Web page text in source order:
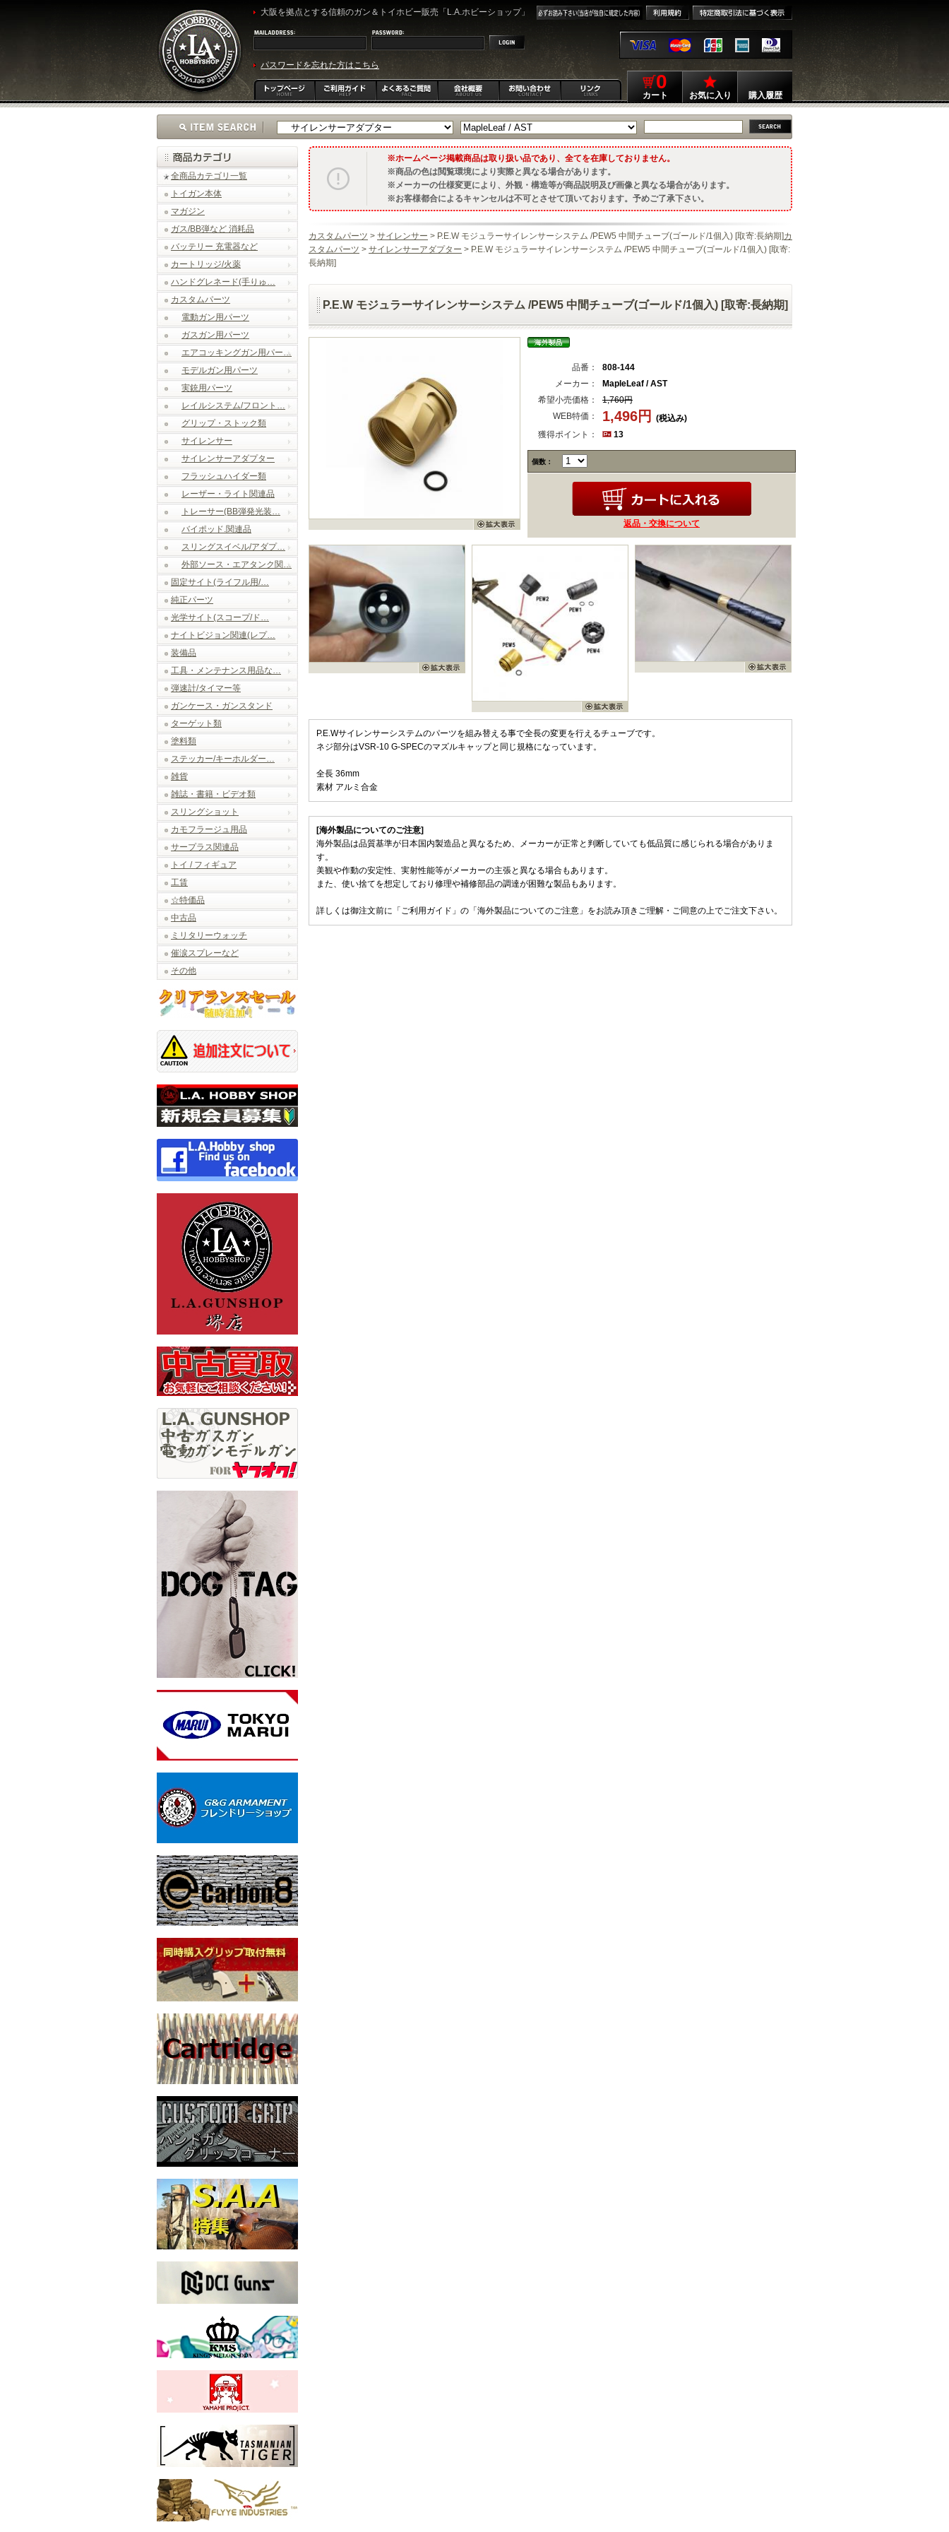
大阪を拠点とする信頼のガン＆トイホビー販売「L.A.ホビーショップ」
パスワードを忘れた方はこちら
0
カート お気に入り 購入履歴
全商品カテゴリ一覧
トイガン本体
マガジン
ガス/BB弾など 消耗品
バッテリー 充電器など
カートリッジ/火薬
ハンドグレネード(手りゅ…
カスタムパーツ
電動ガン用パーツ
ガスガン用パーツ
エアコッキングガン用パー…
モデルガン用パーツ
実銃用パーツ
レイルシステム/フロント…
グリップ・ストック類
サイレンサー
サイレンサーアダプター
フラッシュハイダー類
レーザー・ライト関連品
トレーサー(BB弾発光装…
バイポッド.関連品
スリングスイベル/アダプ…
外部ソース・エアタンク関…
固定サイト(ライフル用/…
純正パーツ
光学サイト(スコープ/ド…
ナイトビジョン関連(レプ…
装備品
工具・メンテナンス用品な…
弾速計/タイマー等
ガンケース・ガンスタンド
ターゲット類
塗料類
ステッカー/キーホルダー…
雑貨
雑誌・書籍・ビデオ類
スリングショット
カモフラージュ用品
サープラス関連品
トイ / フィギュア
工賃
☆特価品
中古品
ミリタリーウォッチ
催涙スプレーなど
その他
ホームページ掲載商品は取り扱い品であり、全てを在庫しておりません。
商品の色は閲覧環境により実際と異なる場合があります。
メーカーの仕様変更により、外観・構造等が商品説明及び画像と異なる場合があります。
お客様都合によるキャンセルは不可とさせて頂いております。予めご了承下さい。
カスタムパーツ > サイレンサー > P.E.W モジュラーサイレンサーシステム /PEW5 中間チューブ(ゴールド/1個入) [取寄:長納期]カ
スタムパーツ > サイレンサーアダプター > P.E.W モジュラーサイレンサーシステム /PEW5 中間チューブ(ゴールド/1個入) [取寄:
長納期]
P.E.W モジュラーサイレンサーシステム /PEW5 中間チューブ(ゴールド/1個入) [取寄:長納期]
品番：
808-144
メーカー：
MapleLeaf / AST
希望小売価格：
1,760円
WEB特価：
1,496円
(税込み)
獲得ポイント：
13
個数：
返品・交換について
P.E.Wサイレンサーシステムのパーツを組み替える事で全長の変更を行えるチューブです。
ネジ部分はVSR-10 G-SPECのマズルキャップと同じ規格になっています。
全長 36mm
素材 アルミ合金
[海外製品についてのご注意]
海外製品は品質基準が日本国内製造品と異なるため、メーカーが正常と判断していても低品質に感じられる場合がありま
す。
美観や作動の安定性、実射性能等がメーカーの主張と異なる場合もあります。
また、使い捨てを想定しており修理や補修部品の調達が困難な製品もあります。
詳しくは御注文前に「ご利用ガイド」の「海外製品についてのご注意」をお読み頂きご理解・ご同意の上でご注文下さい。